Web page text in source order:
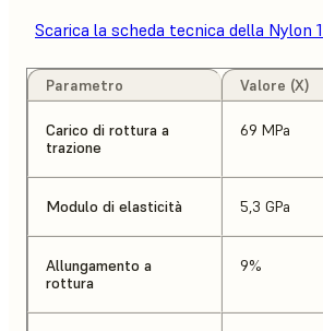
Scarica la scheda tecnica della Nylon
Parametro Valore (X)
Carico di rottura a
trazione
69 MPa
Modulo di elasticità 5,3 GPa
Allungamento a
rottura
9%